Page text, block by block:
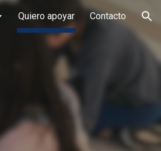
Quiero apoyar Contacto